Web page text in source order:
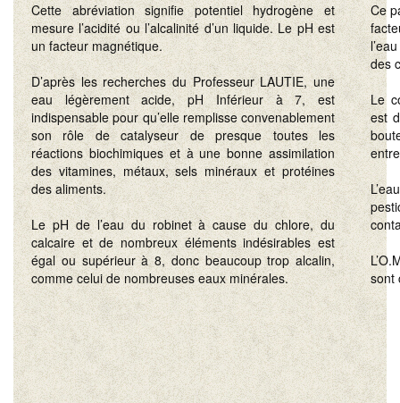
Cette abréviation signifie potentiel hydrogène et
mesure l’acidité ou l’alcalinité d’un liquide. Le pH est
un facteur magnétique.
D’après les recherches du Professeur LAUTIE, une
eau légèrement acide, pH Inférieur à 7, est
indispensable pour qu’elle remplisse convenablement
son rôle de catalyseur de presque toutes les
réactions biochimiques et à une bonne assimilation
des vitamines, métaux, sels minéraux et protéines
des aliments.
Le pH de l’eau du robinet à cause du chlore, du
calcaire et de nombreux éléments indésirables est
égal ou supérieur à 8, donc beaucoup trop alcalin,
comme celui de nombreuses eaux minérales.
Ce
des
Le
est
sont